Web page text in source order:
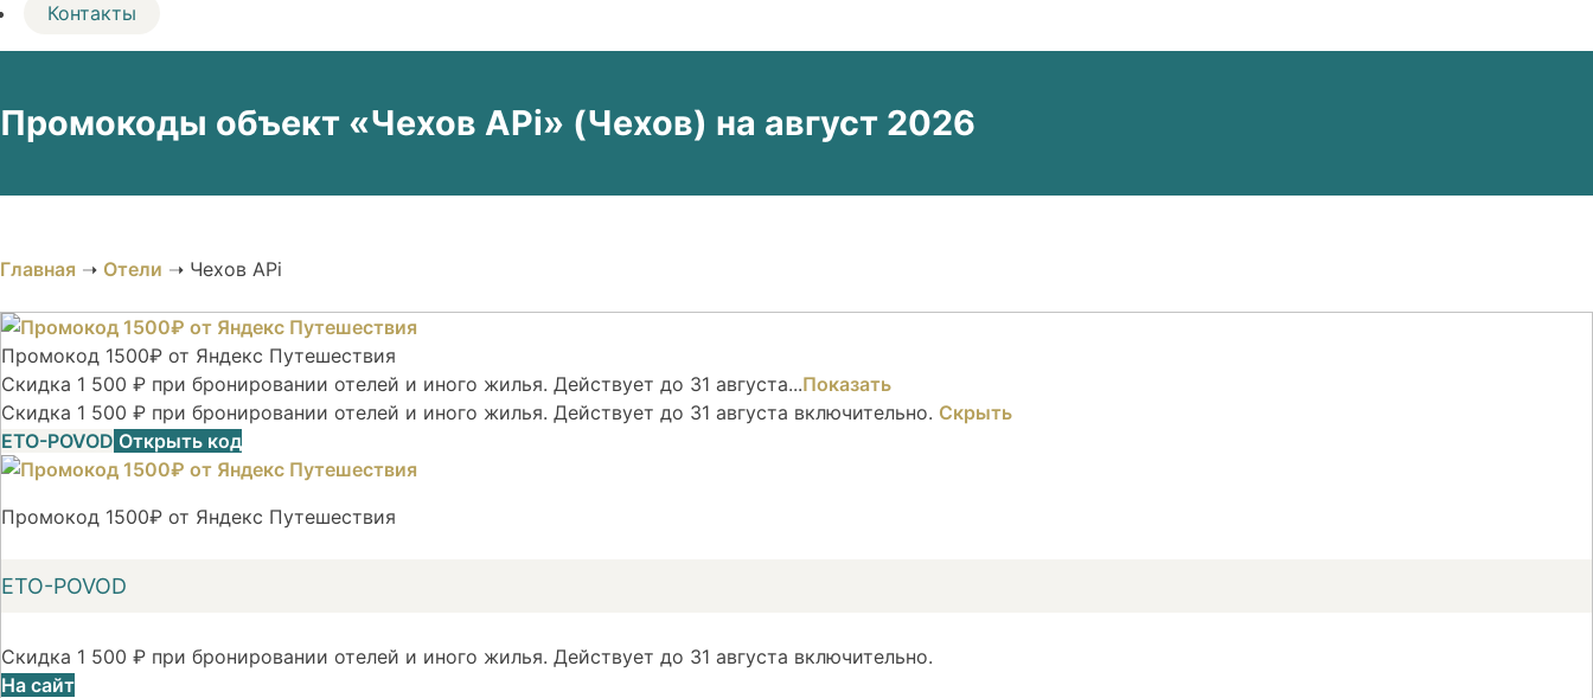
Контакты
Промокоды объект «Чехов APi» (Чехов) на август 2026
Главная ➝ Отели ➝ Чехов APi
Промокод 1500₽ от Яндекс Путешествия
Скидка 1 500 ₽ при бронировании отелей и иного жилья. Действует до 31 августа...Показать
Скидка 1 500 ₽ при бронировании отелей и иного жилья. Действует до 31 августа включительно. Скрыть
ETO-POVOD Открыть код
Промокод 1500₽ от Яндекс Путешествия
ETO-POVOD
Скидка 1 500 ₽ при бронировании отелей и иного жилья. Действует до 31 августа включительно.
На сайт